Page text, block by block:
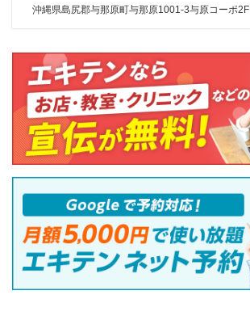
沖縄県島尻郡与那原町与那原1001-3与原コーポ2F